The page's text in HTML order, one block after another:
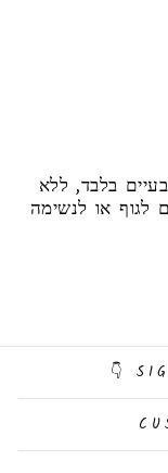
בלבד, ללא
לגוף או לנשימה